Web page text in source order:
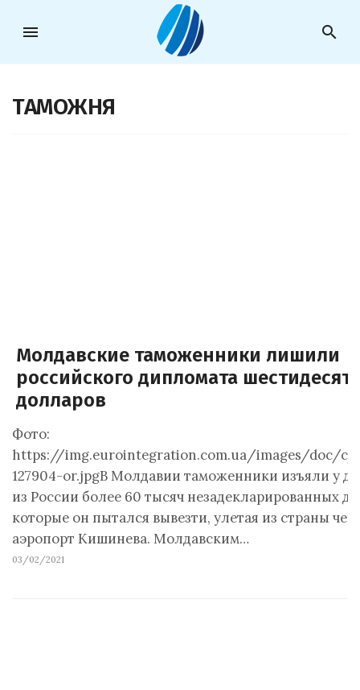
menu search
ТАМОЖНЯ
Молдавские таможенники лишили
российского дипломата
долларов
Фото:
https://img.eurointegration.com.ua/images/doc/c/
127904-or.jpgВ Молдавии таможенники изъяли у
из России более 60 тысяч незадекларированных
которые он пытался вывезти, улетая из страны
аэропорт Кишинева. Молдавским…
03/02/2021